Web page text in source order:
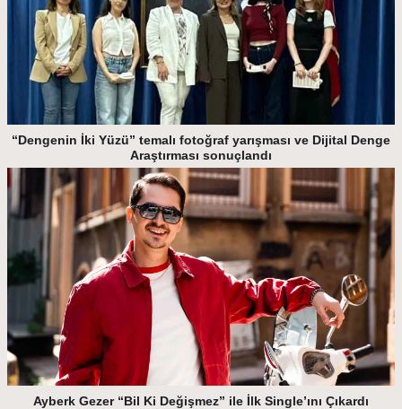
“Dengenin İki Yüzü” temalı fotoğraf yarışması ve Dijital Denge
Araştırması sonuçlandı
Ayberk Gezer “Bil Ki Değişmez” ile İlk Single’ını Çıkardı